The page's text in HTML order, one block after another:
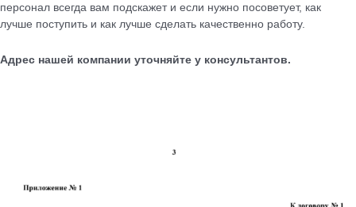
персонал всегда вам подскажет и если нужно посоветует, как
лучше поступить и как лучше сделать качественно работу.
Адрес нашей компании уточняйте у консультантов.